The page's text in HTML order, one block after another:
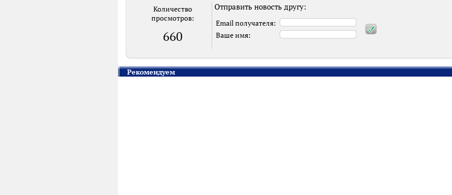
Количество
просмотров:
660
Отправить новость другу:
Email получателя:
Ваше имя:
Рекомендуем